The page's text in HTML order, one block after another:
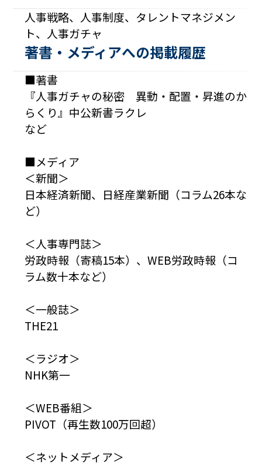
人事戦略、人事制度、タレントマネジメン
ト、人事ガチャ
著書・メディアへの掲載履歴
■著書
『人事ガチャの秘密 異動・配置・昇進のか
らくり』中公新書ラクレ
など
■メディア
＜新聞＞
日本経済新聞、日経産業新聞（コラム26本な
ど）
＜人事専門誌＞
労政時報（寄稿15本）、WEB労政時報（コ
ラム数十本など）
＜一般誌＞
THE21
＜ラジオ＞
NHK第一
＜WEB番組＞
PIVOT（再生数100万回超）
＜ネットメディア＞